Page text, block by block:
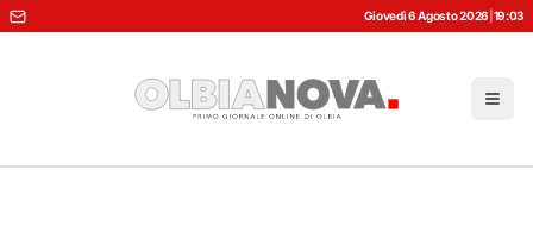
Giovedì 6 Agosto 2026 19:03